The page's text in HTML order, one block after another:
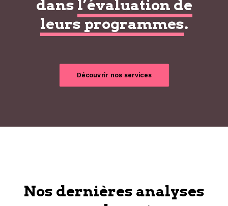
dans l’évaluation de
leurs programmes.
Découvrir nos services
Nos dernières analyses